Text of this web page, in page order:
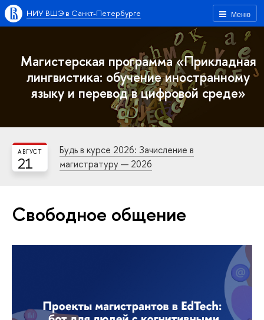
Меню
НИУ ВШЭ в Санкт-Петербурге
Магистерская программа «Прикладная
лингвистика: обучение иностранному
языку и перевод в цифровой среде»
21
АВГУСТ
Будь в курсе 2026: Зачисление в
магистратуру — 2026
Свободное общение